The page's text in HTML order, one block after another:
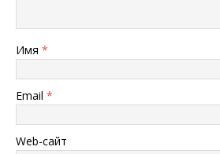
Имя *
Email *
Web-сайт